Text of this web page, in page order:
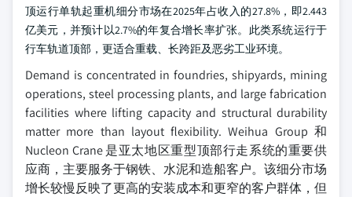
顶运行单轨起重机细分市场在2025年占收入的27.8%，即2.443
亿美元，并预计以2.7%的年复合增长率扩张。此类系统运行于
行车轨道顶部，更适合重载、长跨距及恶劣工业环境。
Demand is concentrated in foundries, shipyards, mining
operations, steel processing plants, and large fabrication
facilities where lifting capacity and structural durability
matter more than layout flexibility. Weihua Group 和
Nucleon Crane 是亚太地区重型顶部行走系统的重要供
应商，主要服务于钢铁、水泥和造船客户。该细分市场
增长较慢反映了更高的安装成本和更窄的客户群体，但